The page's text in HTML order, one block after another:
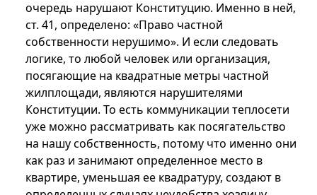
очередь нарушают Конституцию. Именно в ней,
ст. 41, определено: «Право частной
собственности нерушимо». И если следовать
логике, то любой человек или организация,
посягающие на квадратные метры частной
жилплощади, являются нарушителями
Конституции. То есть коммуникации теплосети
уже можно рассматривать как посягательство
на нашу собственность, потому что именно они
как раз и занимают определенное место в
квартире, уменьшая ее квадратуру, создают в